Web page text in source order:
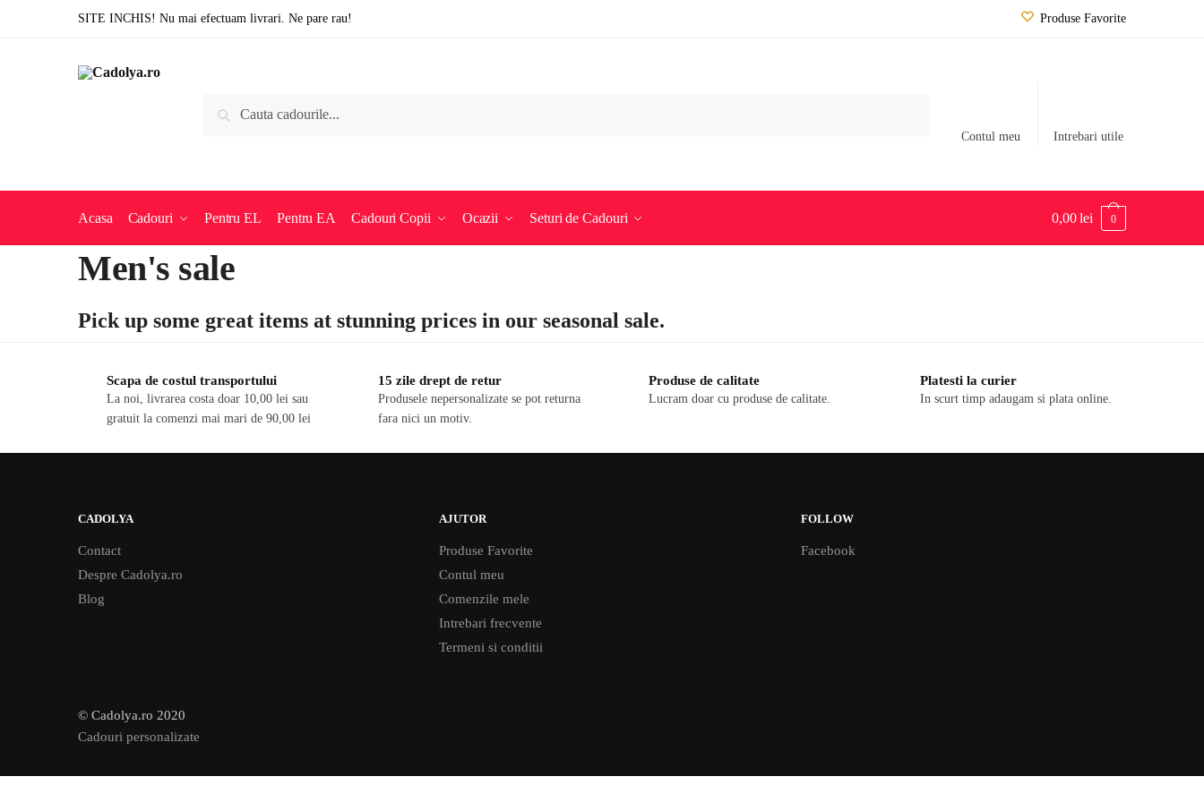
SITE INCHIS! Nu mai efectuam livrari. Ne pare rau! Produse Favorite
Caută
Contul meu Intrebari utile
Acasa Cadouri Pentru EL Pentru EA Cadouri Copii Ocazii Seturi de Cadouri 0,00lei 0
Men's sale
Pick up some great items at stunning prices in our seasonal sale.
Scapa de costul transportului
La noi, livrarea costa doar 10,00 lei sau
gratuit la comenzi mai mari de 90,00 lei
15 zile drept de retur
Produsele nepersonalizate se pot returna
fara nici un motiv.
Produse de calitate
Lucram doar cu produse de calitate.
Platesti la curier
In scurt timp adaugam si plata online.
CADOLYA
Contact
Despre Cadolya.ro
Blog
AJUTOR
Produse Favorite
Contul meu
Comenzile mele
Intrebari frecvente
Termeni si conditii
FOLLOW
Facebook
© Cadolya.ro 2020
Cadouri personalizate